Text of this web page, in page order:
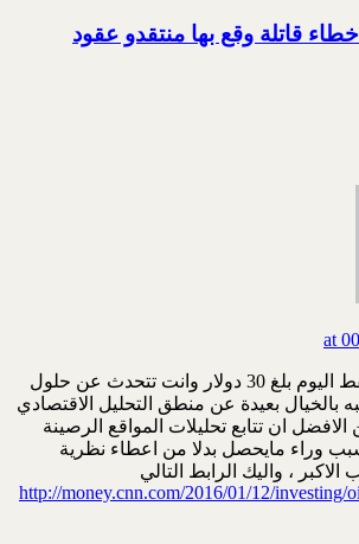
قاتلة وقع بها منتقدو عقود
سعر برميل النفط اليوم بلغ 30 دولار وانت تتحدث عن حلول
بالخيال بعيدة عن منطق التحليل الاقتصادي
ان تتابع تحليلات المواقع الرصينة
وراء مايحصل بدلا من اعطاء نظرية
الاكبر ، واليك الرابط التالي
http://money.cnn.com/2016/01/12/investing/